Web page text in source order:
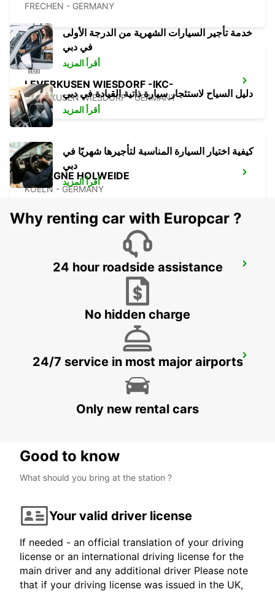
FRECHEN - GERMANY
LEVERKUSEN WIESDORF -IKC-
LEVERKUSEN WIESDORF - GERMANY
COLOGNE HOLWEIDE
KOELN - GERMANY
BRUEHL
BERGISCH-GLADBACH TILL 30 11 2026
خدمة تأجير السيارات الشهرية من الدرجة الأولى
في دبي
أقرأ المزيد
دليل السياح لاستئجار سيارة ذاتية القيادة في دبي
أقرأ المزيد
كيفية اختيار السيارة المناسبة لتأجيرها شهريًا في
دبي
أقرأ المزيد
Why renting car with Europcar ?
24 hour roadside assistance
No hidden charge
24/7 service in most major airports
Only new rental cars
Good to know
What should you bring at the station ?
Your valid driver license
If needed - an official translation of your driving
license or an international driving license for the
main driver and any additional driver Please note
that if your driving license was issued in the UK,